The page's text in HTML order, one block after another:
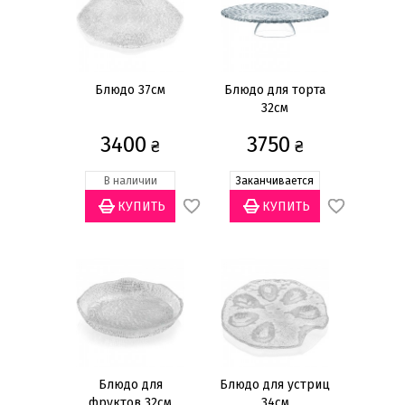
Декор
Другой (35)
Использование в микроволновой печи
Нет (1)
Использование в посудомоечной
машине
Блюдо 37см
3400 ₴
В наличии
Блюдо для торта
32см
3750 ₴
Заканчивается
Блюдо для
Блюдо для устриц